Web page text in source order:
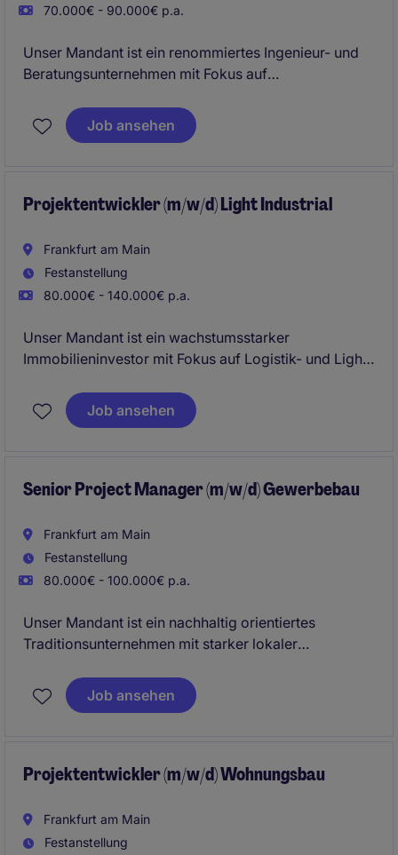
70.000€ - 90.000€ p.a.
Unser Mandant ist ein renommiertes Ingenieur- und
Beratungsunternehmen mit Fokus auf
Bildungscampus-Projekte gehören zum festen
Projektportfolio.
Job ansehen
Projektentwickler (m/w/d) Light Industrial
Frankfurt am Main
Festanstellung
80.000€ - 140.000€ p.a.
Unser Mandant ist ein wachstumsstarker
Immobilieninvestor mit Fokus auf Logistik- und Light-
Asset- und Development-Kompetenz und verfolgt
eine langfristig orientierte Strategie mit aktivem
Job ansehen
Senior Project Manager (m/w/d) Gewerbebau
Frankfurt am Main
Festanstellung
80.000€ - 100.000€ p.a.
Unser Mandant ist ein nachhaltig orientiertes
Traditionsunternehmen mit starker lokaler
Unternehmen verbindet jahrzehntelange Erfahrung
im Gewerbebau mit modernen Arbeitsmethoden und
Job ansehen
Projektentwickler (m/w/d) Wohnungsbau
Frankfurt am Main
Festanstellung